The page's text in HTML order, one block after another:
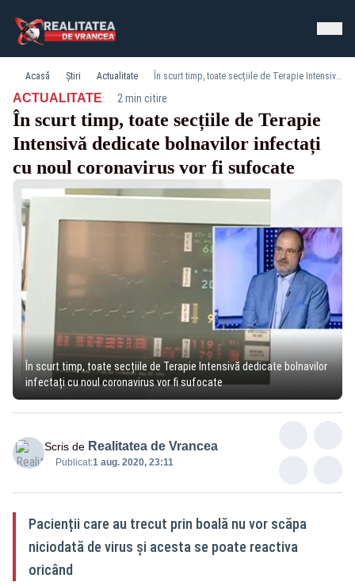
Acasă Știri Actualitate În scurt timp, toate secțiile de Terapie Intensivă dedicate bolnavilor infectați cu noul coronavirus vor fi sufocate
ACTUALITATE· 2 min citire
În scurt timp, toate secțiile de Terapie
Intensivă dedicate bolnavilor infectați
cu noul coronavirus vor fi sufocate
În scurt timp, toate secțiile de Terapie Intensivă dedicate bolnavilor
infectați cu noul coronavirus vor fi sufocate
Scris de Realitatea de Vrancea
Publicat:1 aug. 2020, 23:11
Pacienții care au trecut prin boală nu vor scăpa
niciodată de virus și acesta se poate reactiva
oricând